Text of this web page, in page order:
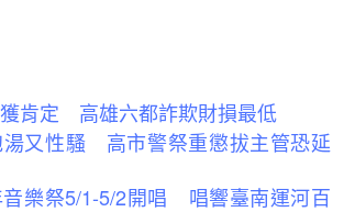
肯定 高雄六都詐欺財損最低
又性騷 高市警祭重懲拔主管恐延
音樂祭5/1-5/2開唱 唱響臺南運河百